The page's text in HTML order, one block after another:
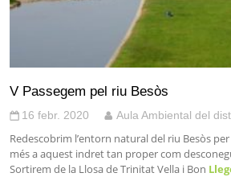
V Passegem pel riu Besòs
16 febr. 2020 Aula Ambiental del
Redescobrim l’entorn natural del riu Besòs
més a aquest indret tan proper com
Sortirem de la Llosa de Trinitat Vella i Bon